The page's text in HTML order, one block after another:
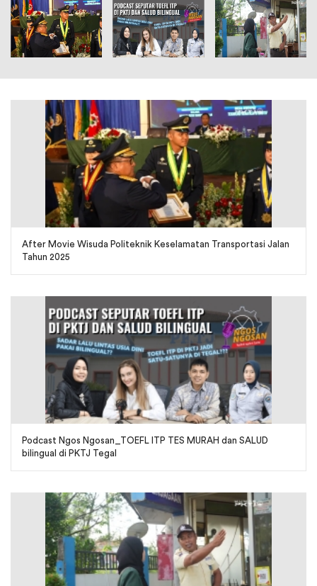
After Movie Wisuda Politeknik Keselamatan Transportasi Jalan
Tahun 2025
Podcast Ngos Ngosan_TOEFL ITP TES MURAH dan SALUD
bilingual di PKTJ Tegal